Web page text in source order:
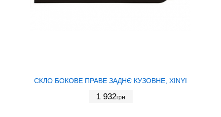
СКЛО БОКОВЕ ПРАВЕ ЗАДНЄ КУЗОВНЕ, XINYI
1 932грн